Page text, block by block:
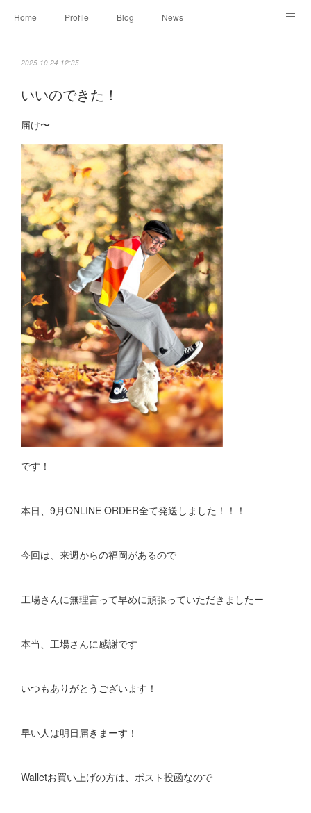
Home Profile Blog News
2025.10.24 12:35
いいのできた！
届け〜
です！
本日、9月ONLINE ORDER全て発送しました！！！
今回は、来週からの福岡があるので
工場さんに無理言って早めに頑張っていただきましたー
本当、工場さんに感謝です
いつもありがとうございます！
早い人は明日届きまーす！
Walletお買い上げの方は、ポスト投函なので